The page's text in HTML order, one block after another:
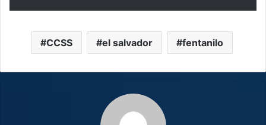
CCSS el salvador fentanilo